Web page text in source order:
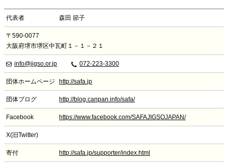
代表者 森田 節子
〒590-0077
大阪府堺市堺区中瓦町１－１－２１
info@jigso.or.jp 072-223-3300
団体ホームページ http://safa.jp
団体ブログ http://blog.canpan.info/safa/
Facebook https://www.facebook.com/SAFAJIGSOJAPAN/
X(旧Twitter)
寄付 http://safa.jp/supporter/index.html